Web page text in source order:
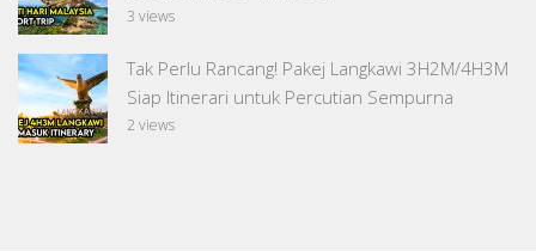
3 views
Tak Perlu Rancang! Pakej Langkawi 3H2M/4H3M
Siap Itinerari untuk Percutian Sempurna
2 views